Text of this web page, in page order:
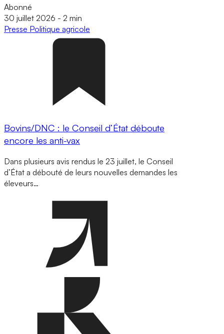
Abonné
30 juillet 2026 - 2 min
Presse Politique agricole
Bovins/DNC : le Conseil d’État déboute
encore les anti-vax
Dans plusieurs avis rendus le 23 juillet, le Conseil
d’État a débouté de leurs nouvelles demandes les
éleveurs…